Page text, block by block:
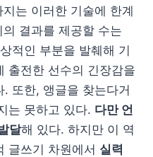
는 이러한 기술에 한계
결과를 제공할 수는
적인 부분을 발췌해 기
출전한 선수의 긴장감을
. 또한, 앵글을 찾는다거
는 못하고 있다. 다만 언
달해 있다. 하지만 이 역
글쓰기 차원에서 실력